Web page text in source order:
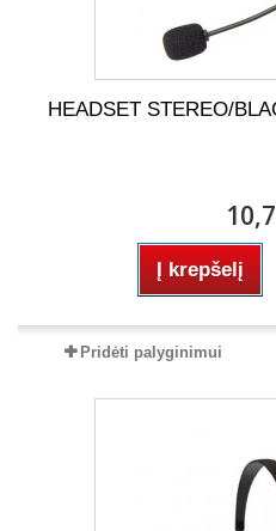
HEADSET STEREO/
Į krepšelį
Pridėti palyginimui